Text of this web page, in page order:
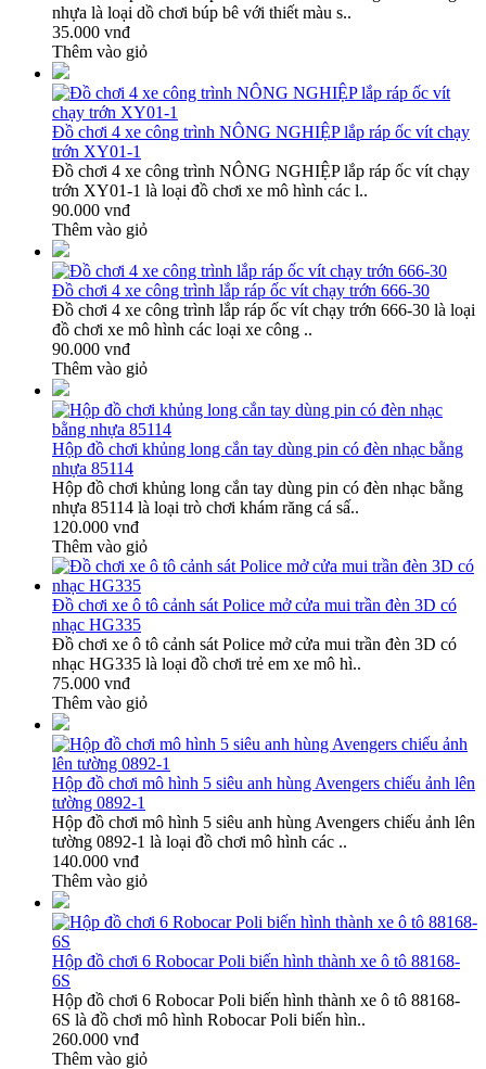
nhựa là loại dồ chơi búp bê với thiết màu s..
35.000 vnđ
Thêm vào giỏ
Đồ chơi 4 xe công trình NÔNG NGHIỆP lắp ráp ốc vít chạy
trớn XY01-1
Đồ chơi 4 xe công trình NÔNG NGHIỆP lắp ráp ốc vít chạy
trớn XY01-1 là loại đồ chơi xe mô hình các l..
90.000 vnđ
Thêm vào giỏ
Đồ chơi 4 xe công trình lắp ráp ốc vít chạy trớn 666-30
Đồ chơi 4 xe công trình lắp ráp ốc vít chạy trớn 666-30 là loại
đồ chơi xe mô hình các loại xe công ..
90.000 vnđ
Thêm vào giỏ
Hộp đồ chơi khủng long cắn tay dùng pin có đèn nhạc bằng
nhựa 85114
Hộp đồ chơi khủng long cắn tay dùng pin có đèn nhạc bằng
nhựa 85114 là loại trò chơi khám răng cá sấ..
120.000 vnđ
Thêm vào giỏ
Đồ chơi xe ô tô cảnh sát Police mở cửa mui trần đèn 3D có
nhạc HG335
Đồ chơi xe ô tô cảnh sát Police mở cửa mui trần đèn 3D có
nhạc HG335 là loại đồ chơi trẻ em xe mô hì..
75.000 vnđ
Thêm vào giỏ
Hộp đồ chơi mô hình 5 siêu anh hùng Avengers chiếu ảnh lên
tường 0892-1
Hộp đồ chơi mô hình 5 siêu anh hùng Avengers chiếu ảnh lên
tường 0892-1 là loại đồ chơi mô hình các ..
140.000 vnđ
Thêm vào giỏ
Hộp đồ chơi 6 Robocar Poli biến hình thành xe ô tô 88168-
6S
Hộp đồ chơi 6 Robocar Poli biến hình thành xe ô tô 88168-
6S là đồ chơi mô hình Robocar Poli biến hìn..
260.000 vnđ
Thêm vào giỏ